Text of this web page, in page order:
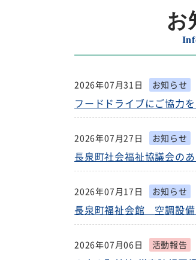
お
2026年07月31日 お知らせ
フードドライブにご協力
2026年07月27日 お知らせ
長泉町社会福祉協議会の
2026年07月17日 お知らせ
長泉町福祉会館 空調設
2026年07月06日 活動報告